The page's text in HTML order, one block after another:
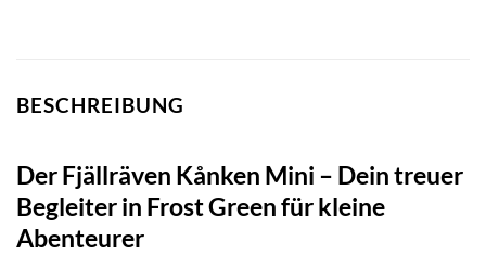
BESCHREIBUNG
Der Fjällräven Kånken Mini – Dein treuer
Begleiter in Frost Green für kleine
Abenteurer